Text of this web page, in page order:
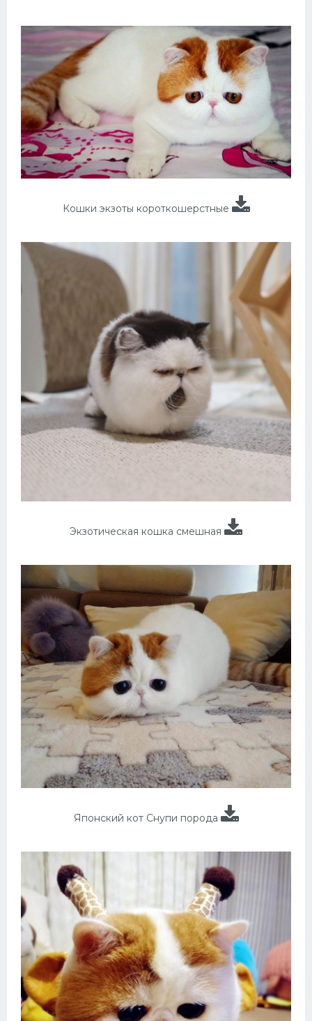
Кошки экзоты короткошерстные
Экзотическая кошка смешная
Японский кот Снупи порода